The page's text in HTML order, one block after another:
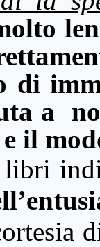
di
a
e il
libri